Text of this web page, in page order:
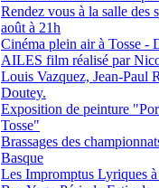
Rendez vous à la salle des
août à 21h
Cinéma plein air à Tosse
AILES film réalisé par
Louis Vazquez, Jean-Paul
Doutey.
Exposition de peinture
Tosse"
Brassages des
Basque
Les Impromptus Lyriques à